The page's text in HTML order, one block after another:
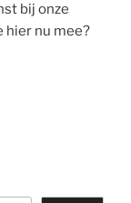
bij onze
hier nu mee?